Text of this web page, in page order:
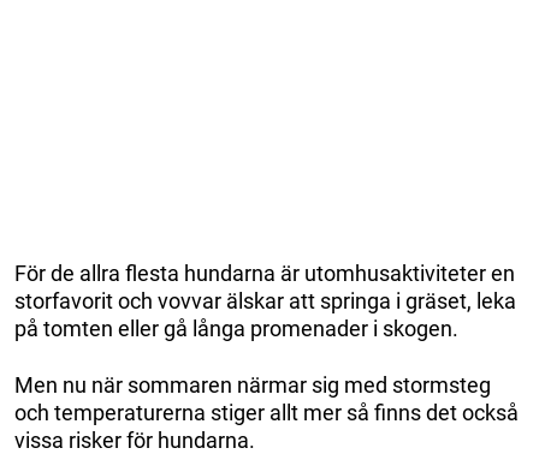
För de allra flesta hundarna är utomhusaktiviteter en
storfavorit och vovvar älskar att springa i gräset, leka
på tomten eller gå långa promenader i skogen.
Men nu när sommaren närmar sig med stormsteg
och temperaturerna stiger allt mer så finns det också
vissa risker för hundarna.